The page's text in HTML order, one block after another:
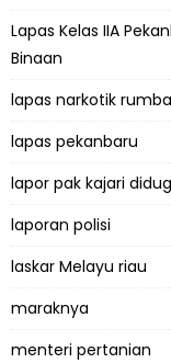
Lapas Kelas IIA
Binaan
lapas narkotik
lapas pekanbaru
lapor pak kajari
laporan polisi
laskar Melayu riau
maraknya
menteri pertanian